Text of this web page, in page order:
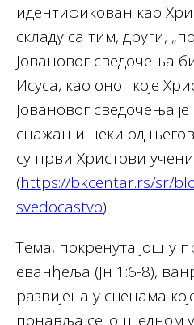
идентификован као
складу са тим, други,
Јовановог сведочења
Исуса, као оног које
Јовановог сведочења
снажан и неки од
су први Христови
(https://bkcentar.rs/sr/
svedocastvo).
Тема, покренута још у
еванђеља (Јн 1:6-8),
развијена у сценама
понавља се још једном